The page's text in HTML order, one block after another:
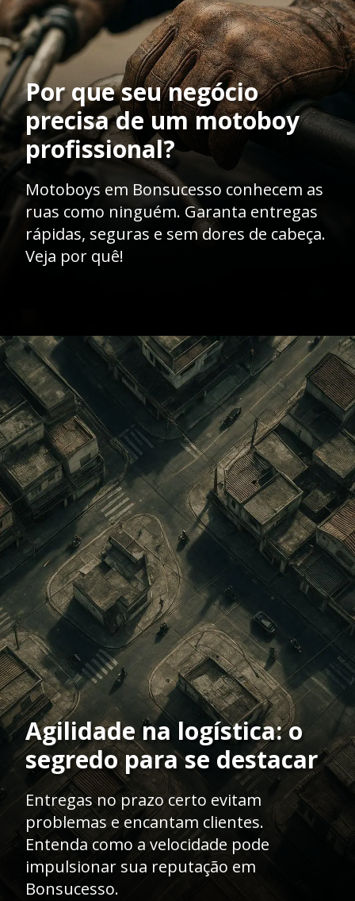
Por que seu negócio
precisa de um motoboy
profissional?
Motoboys em Bonsucesso conhecem as
ruas como ninguém. Garanta entregas
rápidas, seguras e sem dores de cabeça.
Veja por quê!
Opening https://caasexpresss.com/motoboy-bonsucesso/
Agilidade na logística: o
segredo para se destacar
Entregas no prazo certo evitam
problemas e encantam clientes.
Entenda como a velocidade pode
impulsionar sua reputação em
Bonsucesso.